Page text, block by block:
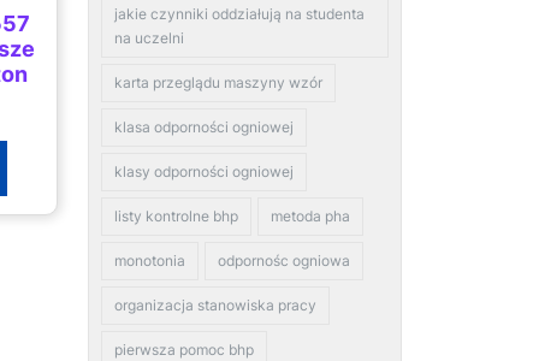
jakie czynniki oddziałują na studenta
na uczelni
karta przeglądu maszyny wzór
klasa odporności ogniowej
klasy odporności ogniowej
listy kontrolne bhp metoda pha
monotonia odpornośc ogniowa
organizacja stanowiska pracy
pierwsza pomoc bhp